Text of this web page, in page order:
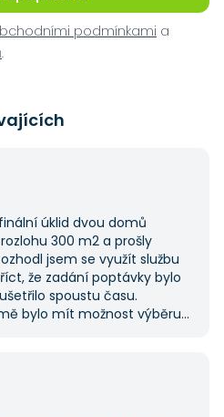
podmínkami a
.
úklid dvou domů
300 m2 a prošly
jsem se využít službu
že zadání poptávky bylo
spoustu času.
bylo mít možnost výběru
byl spokojený, protože mi
Vše proběhlo v pořádku
znovu.